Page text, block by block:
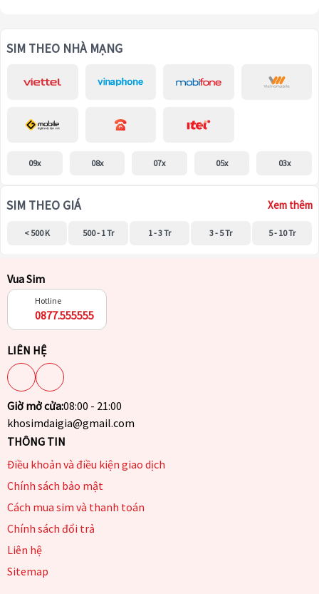
SIM THEO NHÀ MẠNG
09x 08x 07x 05x 03x
SIM THEO GIÁ Xem thêm
< 500 K 500 - 1 Tr 1 - 3 Tr 3 - 5 Tr 5 - 10 Tr
Vua Sim
Hotline
0877.555555
LIÊN HỆ
Giờ mở cửa:08:00 - 21:00
khosimdaigia@gmail.com
THÔNG TIN
Điều khoản và điều kiện giao dịch
Chính sách bảo mật
Cách mua sim và thanh toán
Chính sách đổi trả
Liên hệ
Sitemap